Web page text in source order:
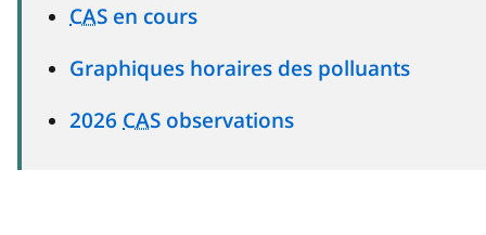
CAS en cours
Graphiques horaires des polluants
2026 CAS observations